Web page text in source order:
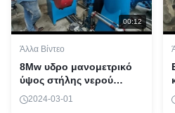
00:12
Άλλα Βίντεο
8Mw υδρο μανομετρικό
ύψος στήλης νερού
γεννητριών τουρμπίνας
800kw του Francis 65m
2024-03-01